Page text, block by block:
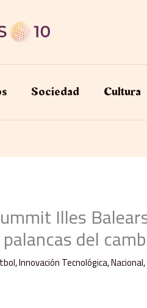
Sociedad Cultura
Illes
del
,Innovación Tecnológica,Nacional,